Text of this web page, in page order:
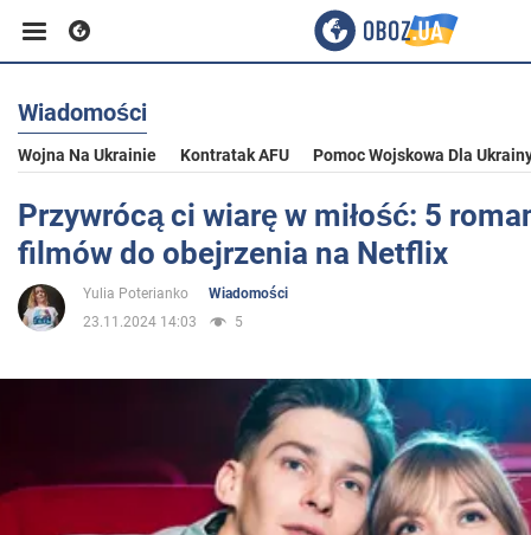
Biznes
Sport
Rozrywka
Wiadomości
Wojna Na Ukrainie Kontratak AFU Pomoc Wojskowa Dla
Przywrócą ci wiarę w miłość: 5
filmów do obejrzenia na Netflix
Yulia Poterianko
Wiadomości
23.11.2024 14:03
5